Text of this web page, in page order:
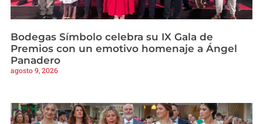
Bodegas Símbolo celebra su IX Gala de
Premios con un emotivo homenaje a Ángel
Panadero
agosto 9, 2026